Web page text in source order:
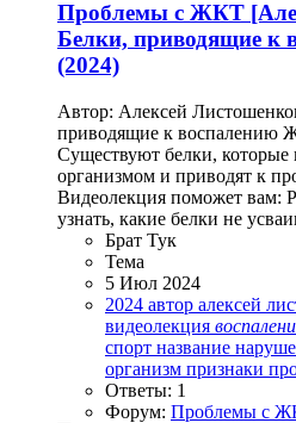
Проблемы с ЖКТ
Белки, приводящие
(2024)
Автор: Алексей
приводящие к воспалению
Существуют белки, которые
организмом и приводят к
Видеолекция поможет вам:
узнать, какие белки не
Брат Тук
Тема
5 Июл 2024
2024 автор алексей
видеолекция
спорт название
организм признаки
Ответы: 1
Форум: Проблемы с